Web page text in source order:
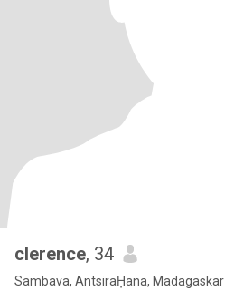
clerence, 34
Sambava, AntsiraḤana, Madagaskar